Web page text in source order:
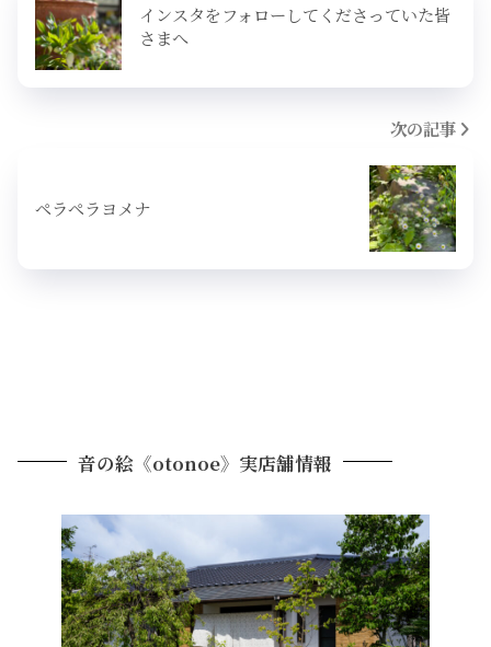
インスタをフォローしてくださっていた皆
さまへ
次の記事
ペラペラヨメナ
音の絵《otonoe》 実店舗情報